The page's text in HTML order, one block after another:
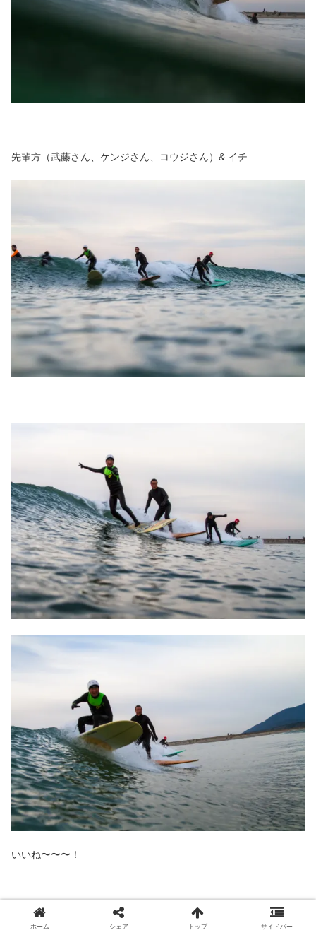
先輩方（武藤さん、ケンジさん、コウジさん）& イチ
いいね〜〜〜！
思っていたよりできたから良かった！
ホーム シェア トップ サイドバー